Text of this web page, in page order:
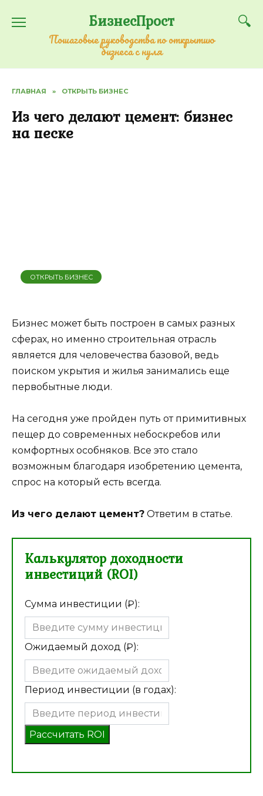
содержанию
БизнесПрост
Пошаговые руководства по открытию
бизнеса с нуля
ГЛАВНАЯ » ОТКРЫТЬ БИЗНЕС
Из чего делают цемент: бизнес
на песке
ОТКРЫТЬ БИЗНЕС
Бизнес может быть построен в самых разных
сферах, но именно строительная отрасль
является для человечества базовой, ведь
поиском укрытия и жилья занимались еще
первобытные люди.
На сегодня уже пройден путь от примитивных
пещер до современных небоскребов или
комфортных особняков. Все это стало
возможным благодаря изобретению цемента,
спрос на который есть всегда.
Из чего делают цемент? Ответим в статье.
Калькулятор доходности
инвестиций (ROI)
Сумма инвестиции (₽):
Ожидаемый доход (₽):
Период инвестиции (в годах):
Рассчитать ROI